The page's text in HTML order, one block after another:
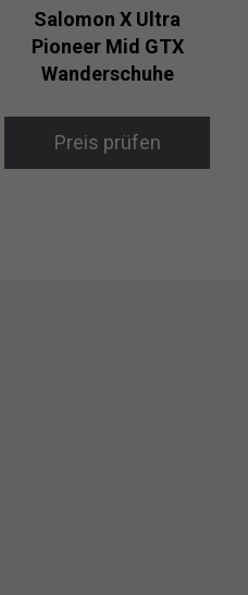
Salomon X Ultra
Pioneer Mid GTX
Wanderschuhe
Preis prüfen